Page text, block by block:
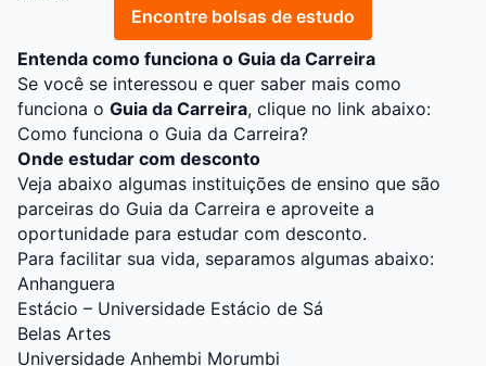
Encontre bolsas de estudo
Entenda como funciona o Guia da Carreira
Se você se interessou e quer saber mais como
funciona o Guia da Carreira, clique no link abaixo:
Como funciona o Guia da Carreira?
Onde estudar com desconto
Veja abaixo algumas instituições de ensino que são
parceiras do Guia da Carreira e aproveite a
oportunidade para estudar com desconto.
Para facilitar sua vida, separamos algumas abaixo:
Anhanguera
Estácio – Universidade Estácio de Sá
Belas Artes
Universidade Anhembi Morumbi